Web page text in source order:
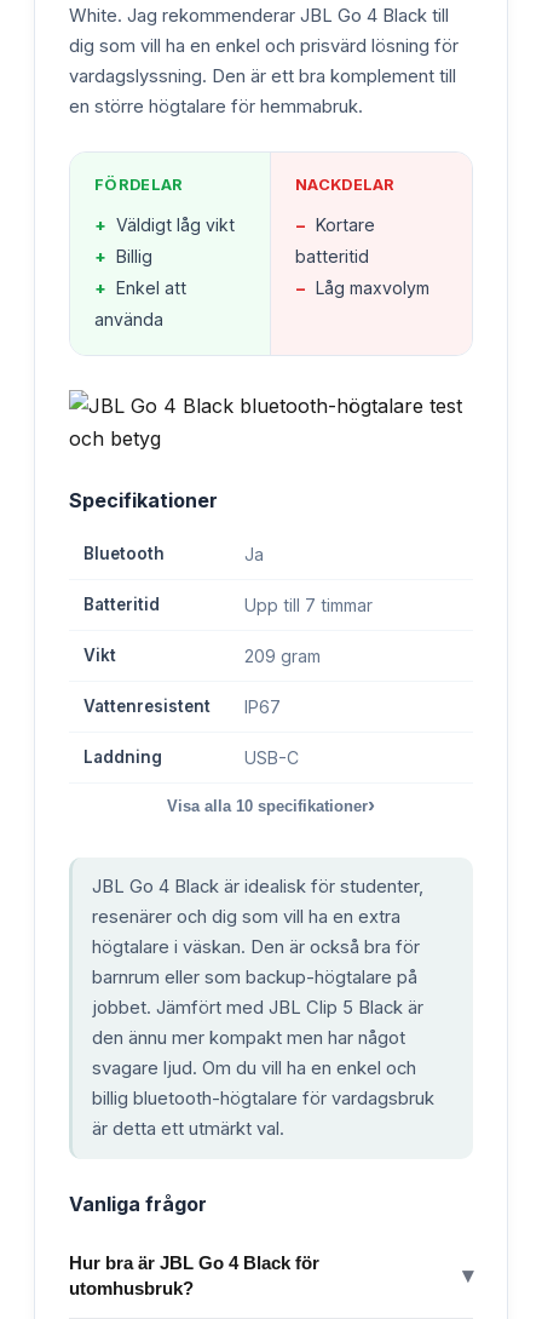
White. Jag rekommenderar JBL Go 4 Black till
dig som vill ha en enkel och prisvärd lösning för
vardagslyssning. Den är ett bra komplement till
en större högtalare för hemmabruk.
FÖRDELAR
+ Väldigt låg vikt
+ Billig
+ Enkel att
använda
NACKDELAR
− Kortare
batteritid
− Låg maxvolym
Specifikationer
Bluetooth Ja
Batteritid Upp till 7 timmar
Vikt 209 gram
Vattenresistent IP67
Laddning USB-C
Visa alla 10 specifikationer›
JBL Go 4 Black är idealisk för studenter,
resenärer och dig som vill ha en extra
högtalare i väskan. Den är också bra för
barnrum eller som backup-högtalare på
jobbet. Jämfört med JBL Clip 5 Black är
den ännu mer kompakt men har något
svagare ljud. Om du vill ha en enkel och
billig bluetooth-högtalare för vardagsbruk
är detta ett utmärkt val.
Vanliga frågor
Hur bra är JBL Go 4 Black för
utomhusbruk?
▾